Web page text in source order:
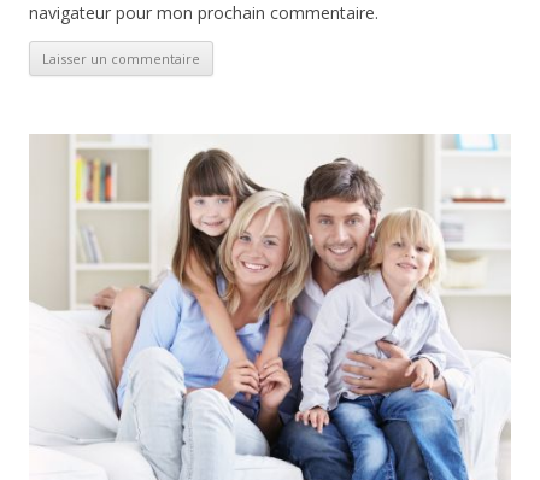
navigateur pour mon prochain commentaire.